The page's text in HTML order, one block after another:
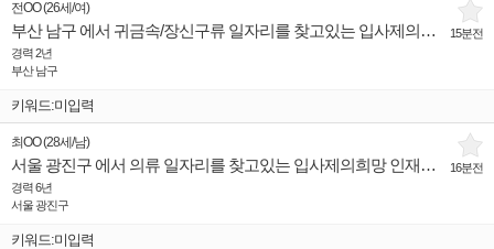
15분전
전OO(26세 /여)
부산 남구 에서 귀금속/장신구류 일자리를 찾고있는 입사제의희망 인재입니다.
경력 2년
부산 남구
키워드:미입력
16분전
최OO(28세 /남)
서울 광진구 에서 의류 일자리를 찾고있는 입사제의희망 인재입니다.
경력 6년
서울 광진구
키워드:미입력